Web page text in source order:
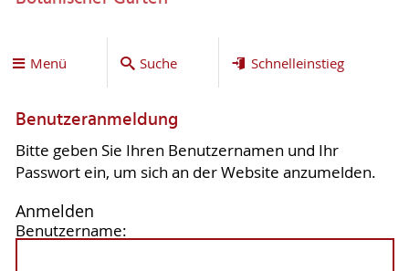
Menü Suche Schnelleinstieg
Benutzeranmeldung
Bitte geben Sie Ihren Benutzernamen und Ihr
Passwort ein, um sich an der Website anzumelden.
Anmelden
Benutzername: